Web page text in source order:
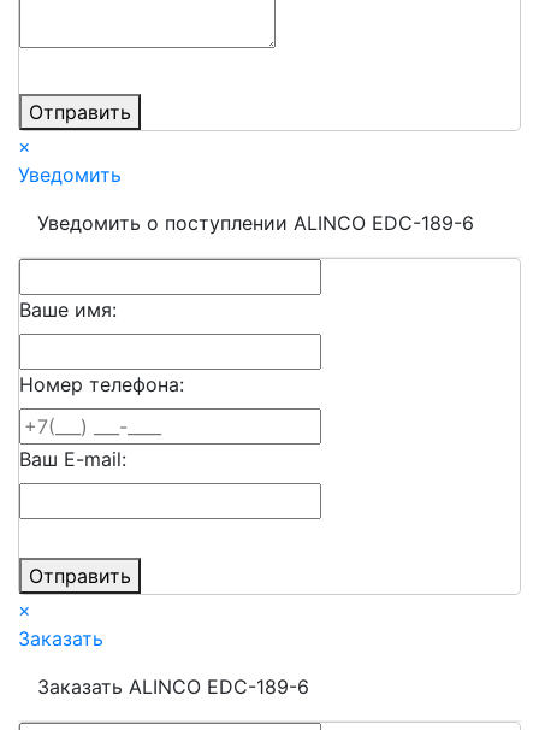
Отправить
×
Уведомить
Уведомить о поступлении ALINCO EDC-189-6
Ваше имя:
Номер телефона:
Ваш E-mail:
Отправить
×
Заказать
Заказать ALINCO EDC-189-6